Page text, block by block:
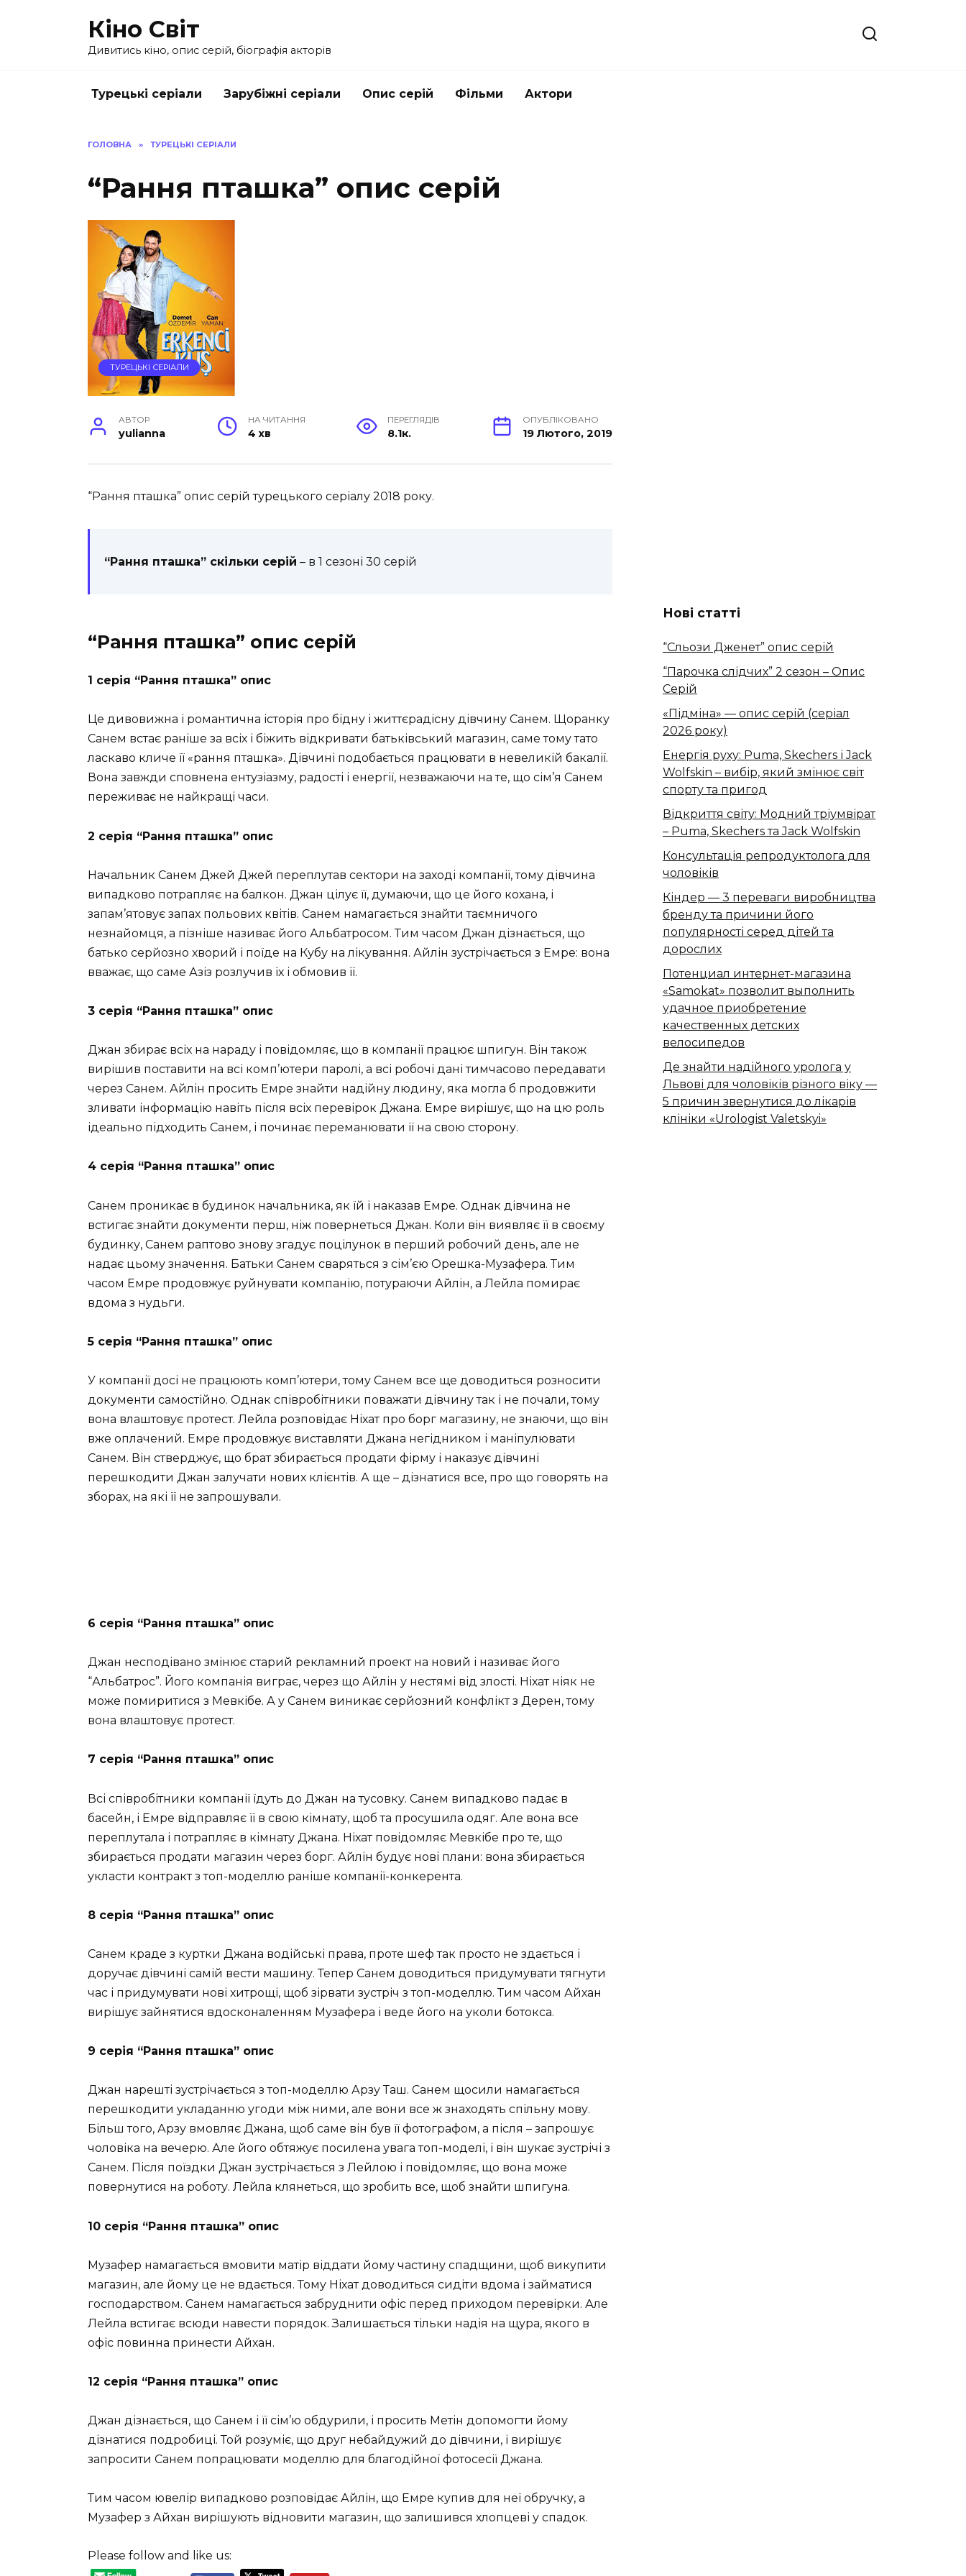
Кіно Світ
Дивитись кіно, опис серій, біографія акторів
Турецькі серіали Зарубіжні серіали Опис серій Фільми Актори
ГОЛОВНА » ТУРЕЦЬКІ СЕРІАЛИ
“Рання пташка” опис серій
ТУРЕЦЬКІ СЕРІАЛИ
АВТОР
yulianna
НА ЧИТАННЯ
4 хв
ПЕРЕГЛЯДІВ
8.1к.
ОПУБЛІКОВАНО
19 Лютого, 2019
“Рання пташка” опис серій турецького серіалу 2018 року.
“Рання пташка” скільки серій – в 1 сезоні 30 серій
“Рання пташка” опис серій
1 серія “Рання пташка” опис
Це дивовижна і романтична історія про бідну і життєрадісну дівчину Санем. Щоранку
Санем встає раніше за всіх і біжить відкривати батьківський магазин, саме тому тато
ласкаво кличе її «рання пташка». Дівчині подобається працювати в невеликій бакалії.
Вона завжди сповнена ентузіазму, радості і енергії, незважаючи на те, що сім’я Санем
переживає не найкращі часи.
2 серія “Рання пташка” опис
Начальник Санем Джей Джей переплутав сектори на заході компанії, тому дівчина
випадково потрапляє на балкон. Джан цілує її, думаючи, що це його кохана, і
запам’ятовує запах польових квітів. Санем намагається знайти таємничого
незнайомця, а пізніше називає його Альбатросом. Тим часом Джан дізнається, що
батько серйозно хворий і поїде на Кубу на лікування. Айлін зустрічається з Емре: вона
вважає, що саме Азіз розлучив їх і обмовив її.
3 серія “Рання пташка” опис
Джан збирає всіх на нараду і повідомляє, що в компанії працює шпигун. Він також
вирішив поставити на всі комп’ютери паролі, а всі робочі дані тимчасово передавати
через Санем. Айлін просить Емре знайти надійну людину, яка могла б продовжити
зливати інформацію навіть після всіх перевірок Джана. Емре вирішує, що на цю роль
ідеально підходить Санем, і починає переманювати її на свою сторону.
4 серія “Рання пташка” опис
Санем проникає в будинок начальника, як їй і наказав Емре. Однак дівчина не
встигає знайти документи перш, ніж повернеться Джан. Коли він виявляє її в своєму
будинку, Санем раптово знову згадує поцілунок в перший робочий день, але не
надає цьому значення. Батьки Санем сваряться з сім’єю Орешка-Музафера. Тим
часом Емре продовжує руйнувати компанію, потураючи Айлін, а Лейла помирає
вдома з нудьги.
5 серія “Рання пташка” опис
У компанії досі не працюють комп’ютери, тому Санем все ще доводиться розносити
документи самостійно. Однак співробітники поважати дівчину так і не почали, тому
вона влаштовує протест. Лейла розповідає Ніхат про борг магазину, не знаючи, що він
вже оплачений. Емре продовжує виставляти Джана негідником і маніпулювати
Санем. Він стверджує, що брат збирається продати фірму і наказує дівчині
перешкодити Джан залучати нових клієнтів. А ще – дізнатися все, про що говорять на
зборах, на які її не запрошували.
6 серія “Рання пташка” опис
Джан несподівано змінює старий рекламний проект на новий і називає його
“Альбатрос”. Його компанія виграє, через що Айлін у нестямі від злості. Ніхат ніяк не
може помиритися з Мевкібе. А у Санем виникає серйозний конфлікт з Дерен, тому
вона влаштовує протест.
7 серія “Рання пташка” опис
Всі співробітники компанії їдуть до Джан на тусовку. Санем випадково падає в
басейн, і Емре відправляє її в свою кімнату, щоб та просушила одяг. Але вона все
переплутала і потрапляє в кімнату Джана. Ніхат повідомляє Мевкібе про те, що
збирається продати магазин через борг. Айлін будує нові плани: вона збирається
укласти контракт з топ-моделлю раніше компанії-конкерента.
8 серія “Рання пташка” опис
Санем краде з куртки Джана водійські права, проте шеф так просто не здається і
доручає дівчині самій вести машину. Тепер Санем доводиться придумувати тягнути
час і придумувати нові хитрощі, щоб зірвати зустріч з топ-моделлю. Тим часом Айхан
вирішує зайнятися вдосконаленням Музафера і веде його на уколи ботокса.
9 серія “Рання пташка” опис
Джан нарешті зустрічається з топ-моделлю Арзу Таш. Санем щосили намагається
перешкодити укладанню угоди між ними, але вони все ж знаходять спільну мову.
Більш того, Арзу вмовляє Джана, щоб саме він був її фотографом, а після – запрошує
чоловіка на вечерю. Але його обтяжує посилена увага топ-моделі, і він шукає зустрічі з
Санем. Після поїздки Джан зустрічається з Лейлою і повідомляє, що вона може
повернутися на роботу. Лейла клянеться, що зробить все, щоб знайти шпигуна.
10 серія “Рання пташка” опис
Музафер намагається вмовити матір віддати йому частину спадщини, щоб викупити
магазин, але йому це не вдається. Тому Ніхат доводиться сидіти вдома і займатися
господарством. Санем намагається забруднити офіс перед приходом перевірки. Але
Лейла встигає всюди навести порядок. Залишається тільки надія на щура, якого в
офіс повинна принести Айхан.
12 серія “Рання пташка” опис
Джан дізнається, що Санем і її сім’ю обдурили, і просить Метін допомогти йому
дізнатися подробиці. Той розуміє, що друг небайдужий до дівчини, і вирішує
запросити Санем попрацювати моделлю для благодійної фотосесії Джана.
Тим часом ювелір випадково розповідає Айлін, що Емре купив для неї обручку, а
Музафер з Айхан вирішують відновити магазин, що залишився хлопцеві у спадок.
Please follow and like us:
Нові статті
“Сльози Дженет” опис серій
“Парочка слідчих” 2 сезон – Опис
Серій
«Підміна» — опис серій (серіал
2026 року)
Енергія руху: Puma, Skechers і Jack
Wolfskin – вибір, який змінює світ
спорту та пригод
Відкриття світу: Модний тріумвірат
– Puma, Skechers та Jack Wolfskin
Консультація репродуктолога для
чоловіків
Кіндер — 3 переваги виробництва
бренду та причини його
популярності серед дітей та
дорослих
Потенциал интернет-магазина
«Samokat» позволит выполнить
удачное приобретение
качественных детских
велосипедов
Де знайти надійного уролога у
Львові для чоловіків різного віку —
5 причин звернутися до лікарів
клініки «Urologist Valetskyi»